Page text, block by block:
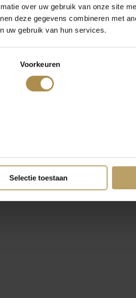
over uw gebruik van onze site
deze gegevens combineren met
uw gebruik van hun services.
Voorkeuren
Selectie toestaan